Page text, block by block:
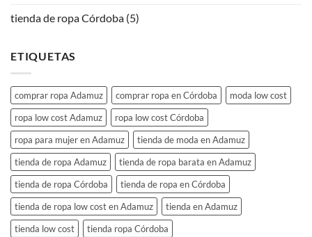
tienda de ropa Córdoba (5)
ETIQUETAS
comprar ropa Adamuz comprar ropa en Córdoba
moda low cost
ropa low cost Adamuz
ropa low cost Córdoba
ropa para mujer en Adamuz
tienda de moda en Adamuz
tienda de ropa Adamuz
tienda de ropa barata en Adamuz
tienda de ropa Córdoba
tienda de ropa en Córdoba
tienda de ropa low cost en Adamuz
tienda en Adamuz
tienda low cost
tienda ropa Córdoba